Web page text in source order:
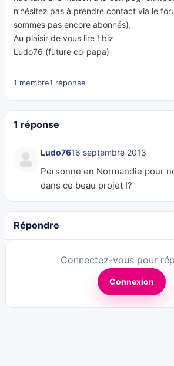
n’hésitez pas à prendre contact via le
sommes pas encore abonnés).
Au plaisir de vous lire ! biz
Ludo76 (future co-papa)
1 membre1 réponse
1 réponse
Ludo7616 septembre 2013
Personne en Normandie pour
dans ce beau projet !?
Répondre
Connectez-vous pour
Connexion